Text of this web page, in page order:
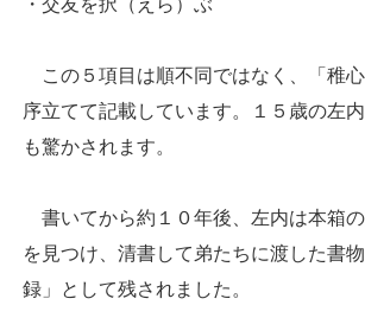
・交友を択（えら）ぶ
この５項目は順不同ではなく、「稚
序立てて記載しています。１５歳の左
も驚かされます。
書いてから約１０年後、左内は本箱
を見つけ、清書して弟たちに渡した書
録」として残されました。